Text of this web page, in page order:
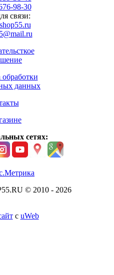
98-30
связи:
данных
сетях:
© 2010 - 2026
с uWeb